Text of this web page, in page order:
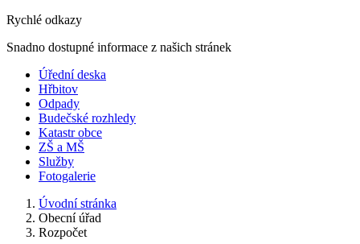
Rychlé odkazy
Snadno dostupné informace z našich stránek
Úřední deska
Hřbitov
Odpady
Budečské rozhledy
Katastr obce
ZŠ a MŠ
Služby
Fotogalerie
Úvodní stránka
Obecní úřad
Rozpočet